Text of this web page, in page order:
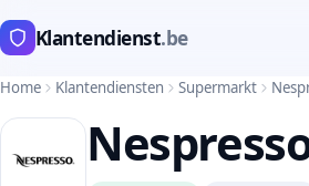
Klantendienst.be
Home Klantendiensten Supermarkt